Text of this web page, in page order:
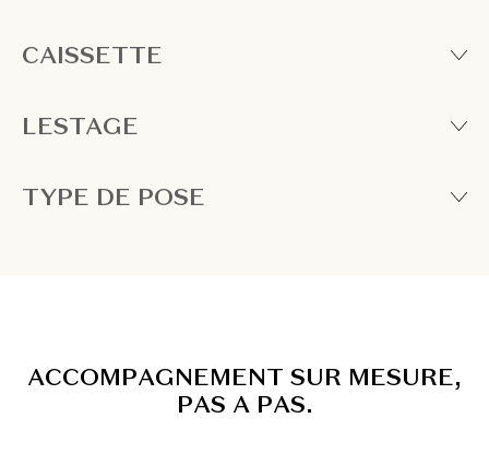
CAISSETTE
LESTAGE
TYPE DE POSE
ACCOMPAGNEMENT SUR MESURE,
PAS A PAS.